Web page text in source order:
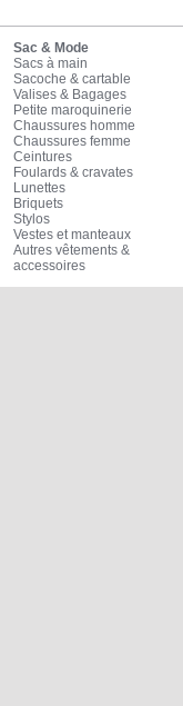
Sac & Mode
Sacs à main
Sacoche & cartable
Valises & Bagages
Petite maroquinerie
Chaussures homme
Chaussures femme
Ceintures
Foulards & cravates
Lunettes
Briquets
Stylos
Vestes et manteaux
Autres vêtements &
accessoires